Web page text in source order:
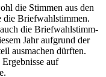
die Stimmen aus den
die Briefwahlstimmen.
die Briefwahlstimm-
Jahr aufgrund der
ausmachen dürften.
auf